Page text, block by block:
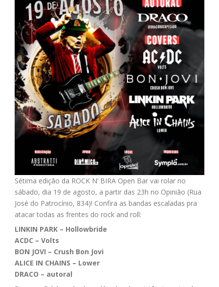
Sétima edição da ROCK N’ BIRA Open Bar vai rolar no
sábado, dia 19 de agosto, a partir das 23h no Opinião (Rua
José do Patrocínio, 834)! Confira as bandas escaladas pra
atacar todas as frentes do rock and roll:
LINKIN PARK – Hollowbride
ACDC – Volts
BON JOVI – Crush Bon Jovi
ALICE IN CHAINS – Lower
DRACO – autoral